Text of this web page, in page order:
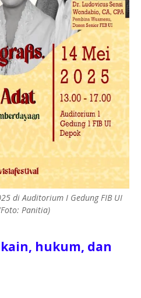
di Auditorium I Gedung FIB UI
Panitia)
hukum, dan